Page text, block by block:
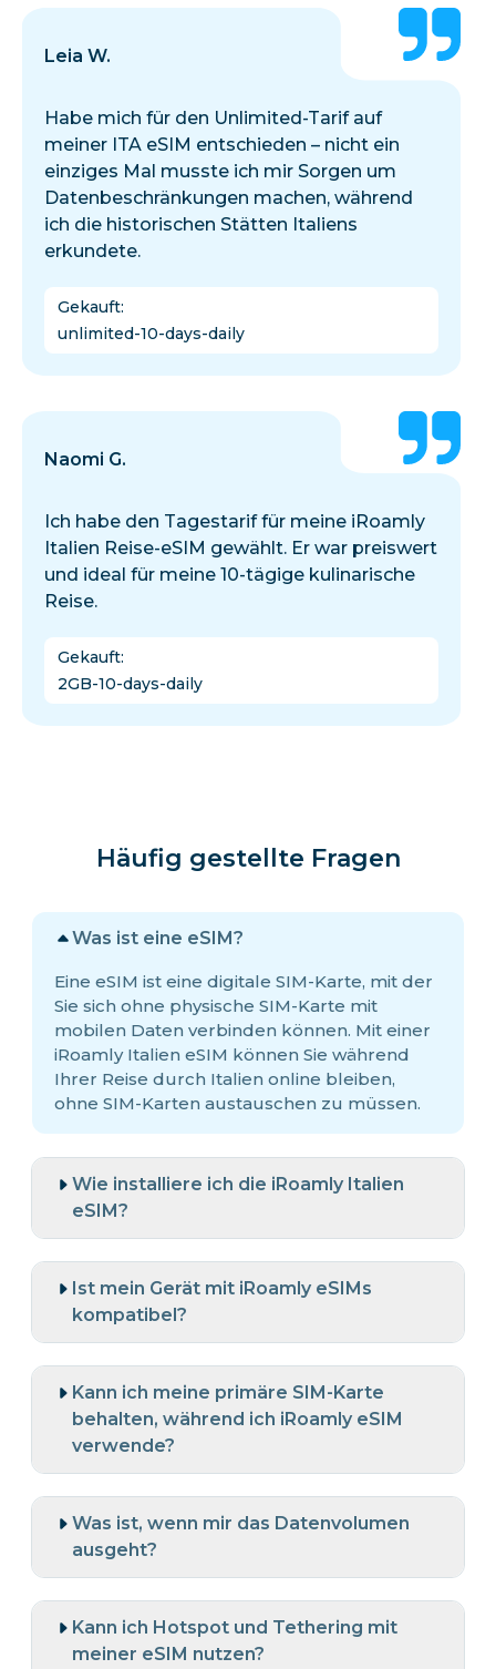
Leia W.
Habe mich für den Unlimited-Tarif auf
meiner ITA eSIM entschieden – nicht ein
einziges Mal musste ich mir Sorgen um
Datenbeschränkungen machen, während
ich die historischen Stätten Italiens
erkundete.
Gekauft:
unlimited-10-days-daily
Naomi G.
Ich habe den Tagestarif für meine iRoamly
Italien Reise-eSIM gewählt. Er war preiswert
und ideal für meine 10-tägige kulinarische
Reise.
Gekauft:
2GB-10-days-daily
Häufig gestellte Fragen
Was ist eine eSIM?
Eine eSIM ist eine digitale SIM-Karte, mit der
Sie sich ohne physische SIM-Karte mit
mobilen Daten verbinden können. Mit einer
iRoamly Italien eSIM können Sie während
Ihrer Reise durch Italien online bleiben,
ohne SIM-Karten austauschen zu müssen.
Wie installiere ich die iRoamly Italien
eSIM?
Ist mein Gerät mit iRoamly eSIMs
kompatibel?
Kann ich meine primäre SIM-Karte
behalten, während ich iRoamly eSIM
verwende?
Was ist, wenn mir das Datenvolumen
ausgeht?
Kann ich Hotspot und Tethering mit
meiner eSIM nutzen?